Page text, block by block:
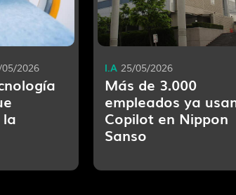
2026
Más de 3.000
empleados ya
Copilot en Nippon
Sanso
I.A 25/05/2026